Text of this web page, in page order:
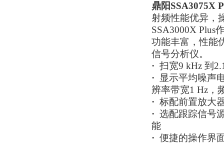
鼎阳SSA3075X
射频性能优异，
SSA3000X Plus
功能丰富，性能
信号分析仪。
· 扫宽9 kHz 到
· 显示平均噪声
辨率带宽1 Hz，
· 标配前置放大
· 选配跟踪信号
能
· 便捷的操作界